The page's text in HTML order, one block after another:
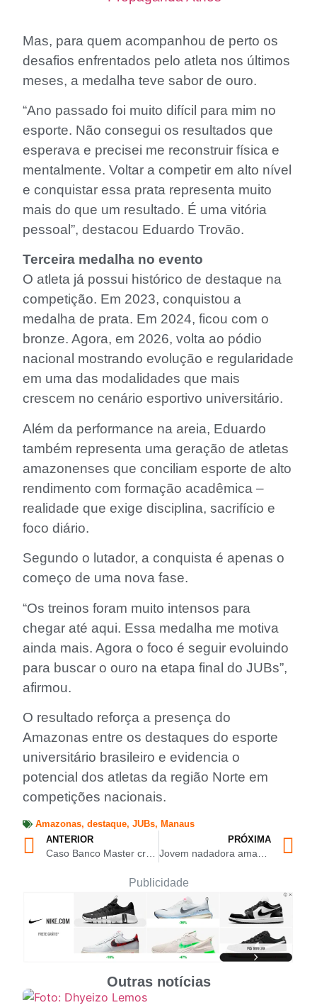
Mas, para quem acompanhou de perto os
desafios enfrentados pelo atleta nos últimos
meses, a medalha teve sabor de ouro.
“Ano passado foi muito difícil para mim no
esporte. Não consegui os resultados que
esperava e precisei me reconstruir física e
mentalmente. Voltar a competir em alto nível
e conquistar essa prata representa muito
mais do que um resultado. É uma vitória
pessoal”, destacou Eduardo Trovão.
Terceira medalha no evento
O atleta já possui histórico de destaque na
competição. Em 2023, conquistou a
medalha de prata. Em 2024, ficou com o
bronze. Agora, em 2026, volta ao pódio
nacional mostrando evolução e regularidade
em uma das modalidades que mais
crescem no cenário esportivo universitário.
Além da performance na areia, Eduardo
também representa uma geração de atletas
amazonenses que conciliam esporte de alto
rendimento com formação acadêmica –
realidade que exige disciplina, sacrifício e
foco diário.
Segundo o lutador, a conquista é apenas o
começo de uma nova fase.
“Os treinos foram muito intensos para
chegar até aqui. Essa medalha me motiva
ainda mais. Agora o foco é seguir evoluindo
para buscar o ouro na etapa final do JUBs”,
afirmou.
O resultado reforça a presença do
Amazonas entre os destaques do esporte
universitário brasileiro e evidencia o
potencial dos atletas da região Norte em
competições nacionais.
Amazonas, destaque, JUBs, Manaus
ANTERIOR
Caso Banco Master cresce no Brasil, chega à família Bolsonaro e provoca reação política e econômica
PRÓXIMA
Jovem nadadora amazonense vence competição nacional e garante ouro inédito nas águas abertas
Publicidade
Outras notícias